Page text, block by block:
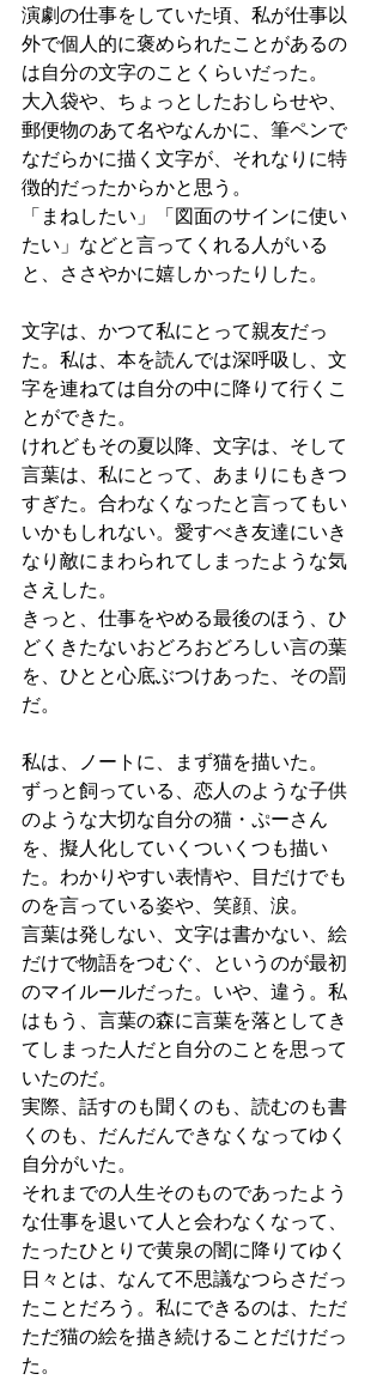
演劇の仕事をしていた頃、私が仕事以
外で個人的に褒められたことがあるの
は自分の文字のことくらいだった。
大入袋や、ちょっとしたおしらせや、
郵便物のあて名やなんかに、筆ペンで
なだらかに描く文字が、それなりに特
徴的だったからかと思う。
「まねしたい」「図面のサインに使い
たい」などと言ってくれる人がいる
と、ささやかに嬉しかったりした。
文字は、かつて私にとって親友だっ
た。私は、本を読んでは深呼吸し、文
字を連ねては自分の中に降りて行くこ
とができた。
けれどもその夏以降、文字は、そして
言葉は、私にとって、あまりにもきつ
すぎた。合わなくなったと言ってもい
いかもしれない。愛すべき友達にいき
なり敵にまわられてしまったような気
さえした。
きっと、仕事をやめる最後のほう、ひ
どくきたないおどろおどろしい言の葉
を、ひとと心底ぶつけあった、その罰
だ。
私は、ノートに、まず猫を描いた。
ずっと飼っている、恋人のような子供
のような大切な自分の猫・ぷーさん
を、擬人化していくついくつも描い
た。わかりやすい表情や、目だけでも
のを言っている姿や、笑顔、涙。
言葉は発しない、文字は書かない、絵
だけで物語をつむぐ、というのが最初
のマイルールだった。いや、違う。私
はもう、言葉の森に言葉を落としてき
てしまった人だと自分のことを思って
いたのだ。
実際、話すのも聞くのも、読むのも書
くのも、だんだんできなくなってゆく
自分がいた。
それまでの人生そのものであったよう
な仕事を退いて人と会わなくなって、
たったひとりで黄泉の闇に降りてゆく
日々とは、なんて不思議なつらさだっ
たことだろう。私にできるのは、ただ
ただ猫の絵を描き続けることだけだっ
た。